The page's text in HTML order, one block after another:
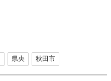
県央 秋田市